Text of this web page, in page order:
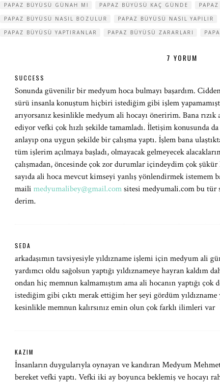
PAPAZ BÜYÜSÜ GÜNAH MI
PAPAZ BÜYÜSÜ KAÇ GÜNDE
PAPAZ BÜYÜSÜ NASIL BOZULUR
PAPAZ BÜYÜSÜ NASIL YAPILIR
PAPAZ BÜYÜSÜ YAPTIRANLAR
PAPAZ BÜYÜSÜ ZARARLARI
7 YORUM
SUCCESS
Sonunda güvenilir bir medyum hoca bulmayı başardım.
sürü insanla konuştum hiçbiri istediğim gibi işlem
arıyorsanız kesinlikle medyum ali hocayı öneririm. Bana
ediyor vefki çok hızlı şekilde tamamladı. İletişim konusunda
anlayıp ona uygun şekilde bir çalışma yaptı. İşlem bana
tüm işlerim açılmaya başladı, olmayacak gelmeyecek
çalışmadan, öncesinde çok zor durumlar içindeydim çok
sayıda ali hoca mevcut kimseyi yanlış yönlendirmek istemem
maili medyumalibey@gmail.comsitesi medyumali.com bu tür
derim.
SEDA
arkadaşımın tavsiyesiyle yıldızname işlemi için medyum ali
yardımcı oldu sağolsun yaptığı yıldıznameye hayran kaldım
ondan hiç memnun kalmamıştım ama ali hocanın yaptığı
istediğim gibi çıktı merak ettiğim her şeyi gördüm yıldızname
kesinlikle memnun kalırsınız emin olun çok farklı ilimleri var
KAZIM
İnsanların duygularıyla oynayan ve kandıran Medyum
bereket vefki yaptı. Vefki iki ay boyunca beklemiş ve hocayı